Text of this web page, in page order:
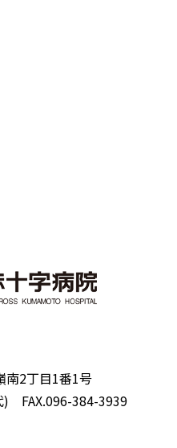
南2丁目1番1号
) FAX.096-384-3939